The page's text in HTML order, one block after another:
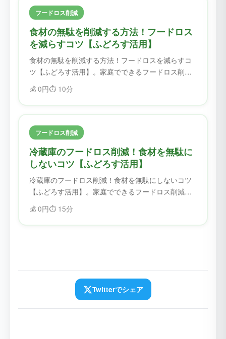
フードロス削減
食材の無駄を削減する方法！フードロス
を減らすコツ【ふどろす活用】
食材の無駄を削減する方法！フードロスを減らすコ
ツ【ふどろす活用】。家庭でできるフードロス削減
のコツを紹介。ふどろすを使えば、食材を無駄にせ
ず、フードロスを削減できます。
💰 0円⏱️ 10分
フードロス削減
冷蔵庫のフードロス削減！食材を無駄に
しないコツ【ふどろす活用】
冷蔵庫のフードロス削減！食材を無駄にしないコツ
【ふどろす活用】。家庭でできるフードロス削減の
コツを紹介。ふどろすを使えば、食材を無駄にせ
ず、フードロスを削減できます。
💰 0円⏱️ 15分
Twitterでシェア